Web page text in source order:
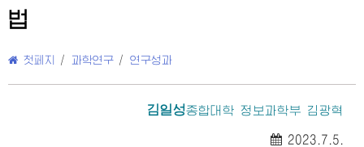
법
첫페지 / 과학연구 / 연구성과
김일성종합대학 정보과학부 김광혁
2023.7.5.